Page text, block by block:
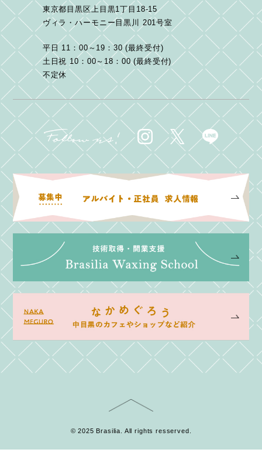
東京都目黒区上目黒1丁目18-15
ヴィラ・ハーモニー目黒川 201号室
平日 11：00～19：30 (最終受付)
土日祝 10：00～18：00 (最終受付)
不定休
© 2025 Brasilia. All rights resserved.